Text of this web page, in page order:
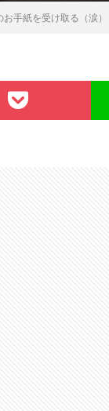
手紙を受け取る（涙）